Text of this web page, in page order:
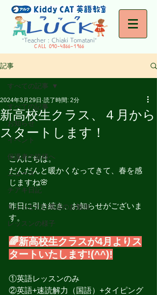
“Teacher : Chiaki Tomatani”
CALL 090-4866-1966
記事
すべての記事
お知らせ
イベント
保護者の皆様へ
ニュース
チアキ日記
ちょっとだけ英語のお勉強
レッスンの様子
すべての記事
新高校生クラス、４月から
スタートします！
2024年3月29日 読了時間: 2分
こんにちは。
だんだんと暖かくなってきて、春を感
じますね🌸
昨日に引き続き、お知らせがございま
す。
🌈新高校生クラスが4月よりス
タートいたします!(^^)!
①英語レッスンのみ
②英語+速読解力（国語）+タイピング